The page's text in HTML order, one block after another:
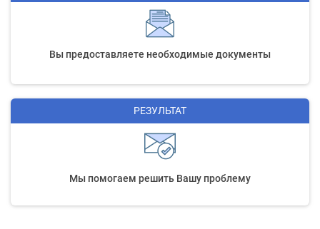
Вы предоставляете необходимые документы
РЕЗУЛЬТАТ
Мы помогаем решить Вашу проблему